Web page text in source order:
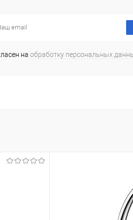
в 1 клик
на обработку персональных